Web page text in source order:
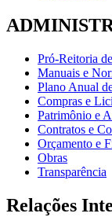
Pró-Reitoria
Manuais e
Plano Anual
Compras e
Patrimônio e
Contratos e
Orçamento e
Obras
Transparência
Relações